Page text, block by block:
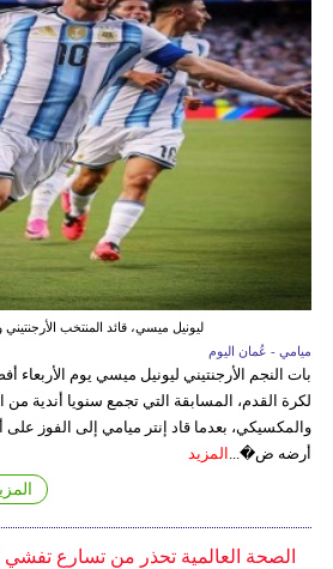
ليونيل ميسي، قائد المنتخب الأرجنتيني
ميامي - عُمان اليوم
بات النجم الأرجنتيني ليونيل ميسي يوم
لكرة القدم، المسابقة التي تجمع سنويا أندية من
أرضه ض�... المزيد
الصحة العالمية تحذر من تسارع تفشي